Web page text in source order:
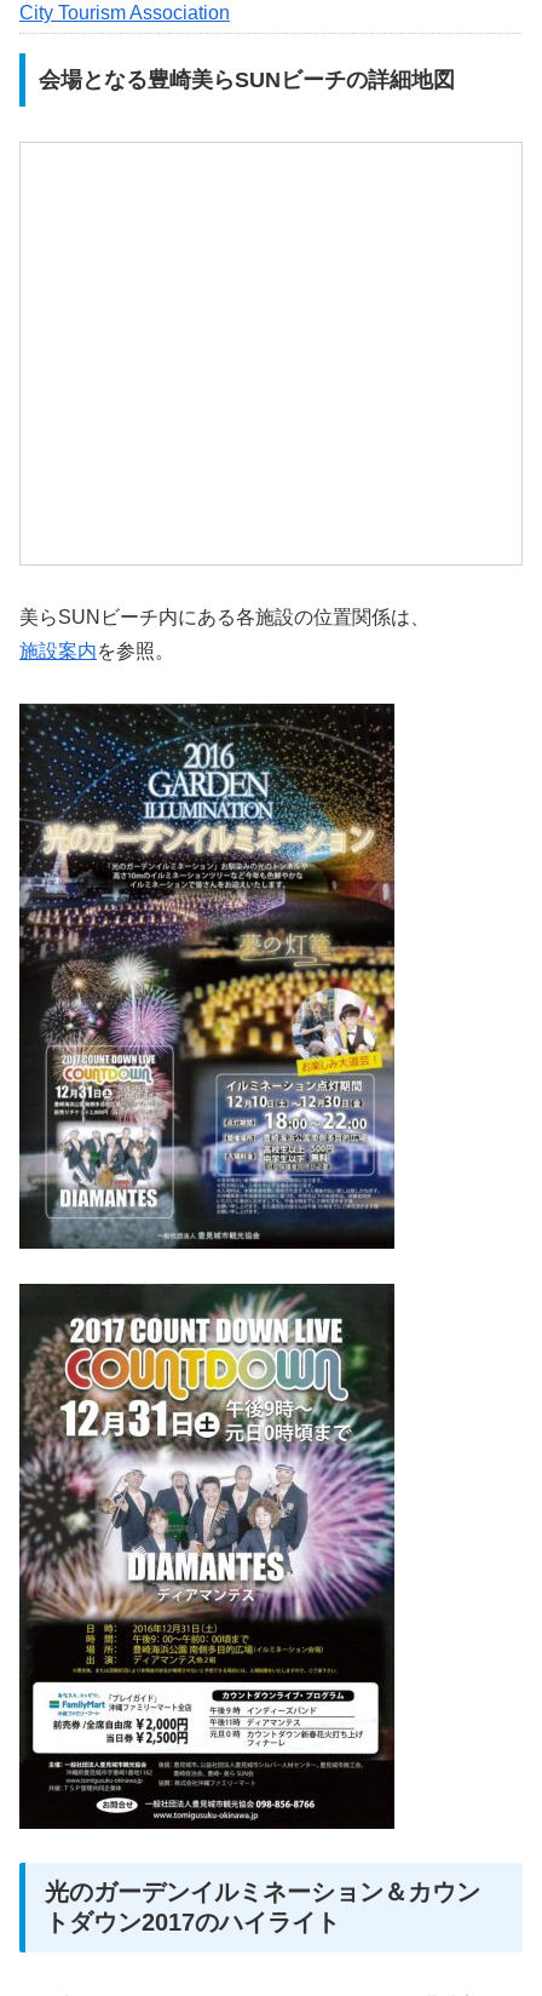
City Tourism Association
会場となる豊崎美らSUNビーチの詳細地図
美らSUNビーチ内にある各施設の位置関係は、
施設案内を参照。
光のガーデンイルミネーション＆カウン
トダウン2017のハイライト